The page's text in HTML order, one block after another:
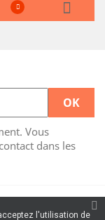
Vous
dans les
l'utilisation de